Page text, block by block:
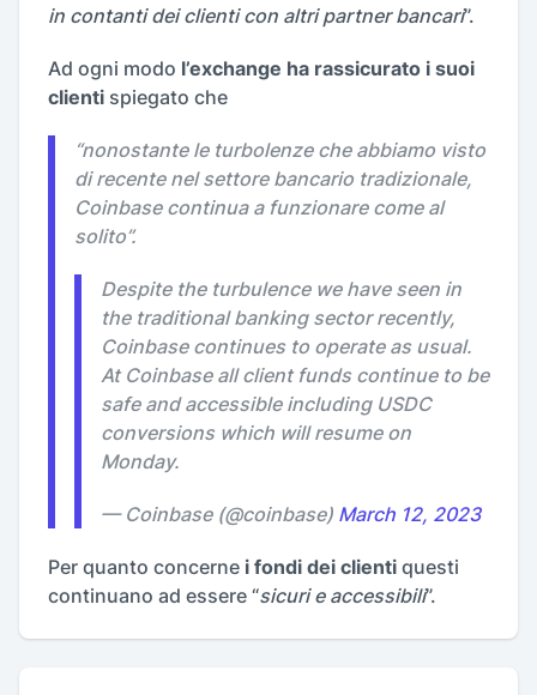
in contanti dei clienti con altri partner bancari”.
Ad ogni modo l’exchange ha rassicurato i suoi
clienti spiegato che
“nonostante le turbolenze che abbiamo visto
di recente nel settore bancario tradizionale,
Coinbase continua a funzionare come al
solito”.
Despite the turbulence we have seen in
the traditional banking sector recently,
Coinbase continues to operate as usual.
At Coinbase all client funds continue to be
safe and accessible including USDC
conversions which will resume on
Monday.
— Coinbase (@coinbase) March 12, 2023
Per quanto concerne i fondi dei clienti questi
continuano ad essere “sicuri e accessibili”.